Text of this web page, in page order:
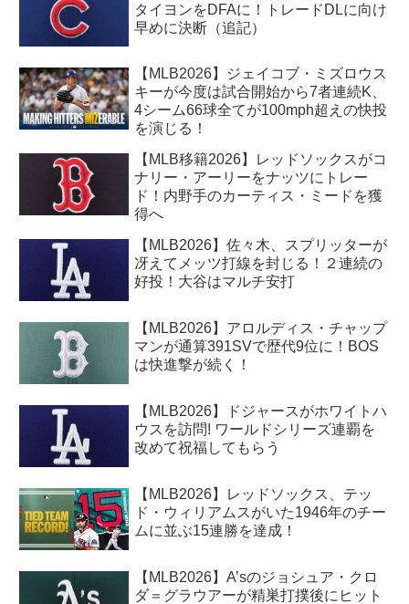
タイヨンをDFAに！トレードDLに向け
早めに決断（追記）
【MLB2026】ジェイコブ・ミズロウス
キーが今度は試合開始から7者連続K、
4シーム66球全てが100mph超えの快投
を演じる！
【MLB移籍2026】レッドソックスがコ
ナリー・アーリーをナッツにトレー
ド！内野手のカーティス・ミードを獲
得へ
【MLB2026】佐々木、スプリッターが
冴えてメッツ打線を封じる！２連続の
好投！大谷はマルチ安打
【MLB2026】アロルディス・チャップ
マンが通算391SVで歴代9位に！BOS
は快進撃が続く！
【MLB2026】ドジャースがホワイトハ
ウスを訪問! ワールドシリーズ連覇を
改めて祝福してもらう
【MLB2026】レッドソックス、テッ
ド・ウィリアムスがいた1946年のチー
ムに並ぶ15連勝を達成！
【MLB2026】A’sのジョシュア・クロ
ダ＝グラウアーが精巣打撲後にヒット